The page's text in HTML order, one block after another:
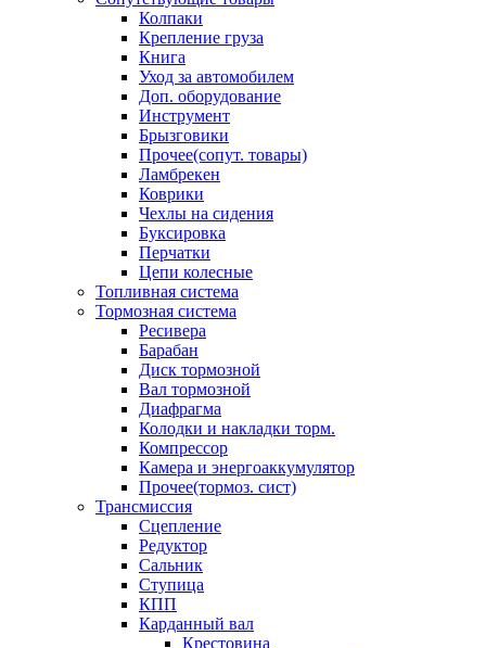
Колпаки
Крепление груза
Книга
Уход за автомобилем
Доп. оборудование
Инструмент
Брызговики
Прочее(сопут. товары)
Ламбрекен
Коврики
Чехлы на сидения
Буксировка
Перчатки
Цепи колесные
Топливная система
Тормозная система
Ресивера
Барабан
Диск тормозной
Вал тормозной
Диафрагма
Колодки и накладки торм.
Компрессор
Камера и энергоаккумулятор
Прочее(тормоз. сист)
Трансмиссия
Сцепление
Редуктор
Сальник
Ступица
КПП
Карданный вал
Крестовина